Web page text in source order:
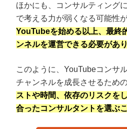
ほかにも、コンサルティング
で考える力が弱くなる可能性
YouTubeを始める以上、最終
ンネルを運営できる必要があり
このように、YouTubeコンサ
チャンネルを成長させるため
ストや時間、依存のリスクを
合ったコンサルタントを選ぶ